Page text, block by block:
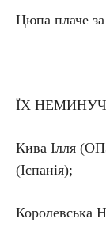
Цюпа плаче
ЇХ
Кива Ілля
(Іспанія);
Королевська